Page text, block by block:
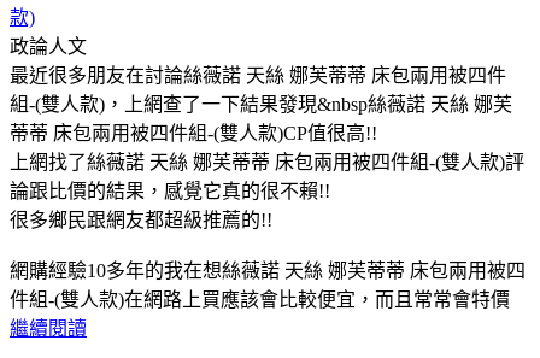
款)
政論人文
最近很多朋友在討論絲薇諾 天絲 娜芙蒂蒂 床包兩用被四件
組-(雙人款)，上網查了一下結果發現&nbsp絲薇諾 天絲 娜芙
蒂蒂 床包兩用被四件組-(雙人款)CP值很高!!
上網找了絲薇諾 天絲 娜芙蒂蒂 床包兩用被四件組-(雙人款)評
論跟比價的結果，感覺它真的很不賴!!
很多鄉民跟網友都超級推薦的!!
網購經驗10多年的我在想絲薇諾 天絲 娜芙蒂蒂 床包兩用被四
件組-(雙人款)在網路上買應該會比較便宜，而且常常會特價
繼續閱讀